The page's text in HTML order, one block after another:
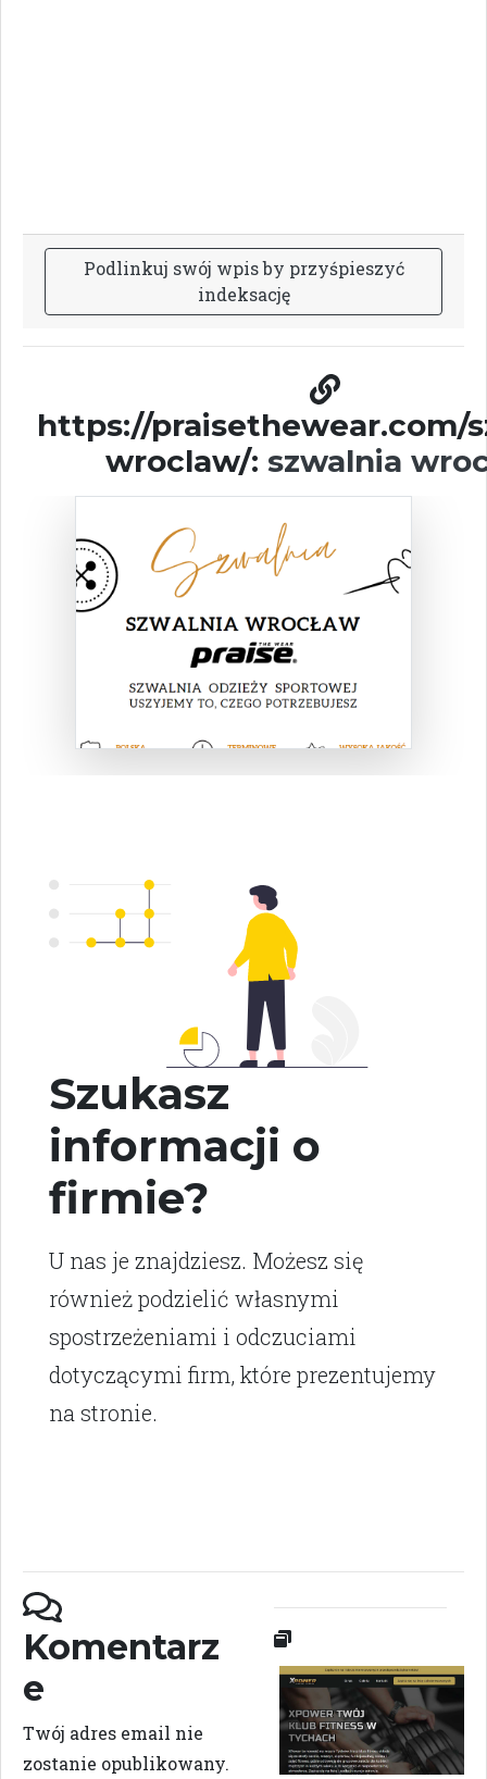
Podlinkuj swój wpisby przyśpieszyć
indeksację
https://praisethewear.com/
wroclaw/: szwalnia
Szukasz
informacji o
firmie?
U nas je znajdziesz. Możesz się
również podzielić własnymi
spostrzeżeniami i odczuciami
dotyczącymi firm, które prezentujemy
na stronie.
Komentarz
e
Twój adres email nie
zostanie opublikowany.